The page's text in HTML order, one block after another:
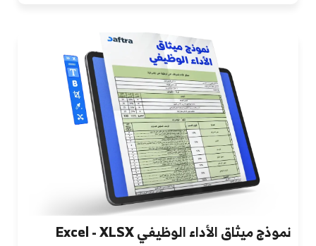
نموذج ميثاق الأداء الوظيفي Excel - XLSX